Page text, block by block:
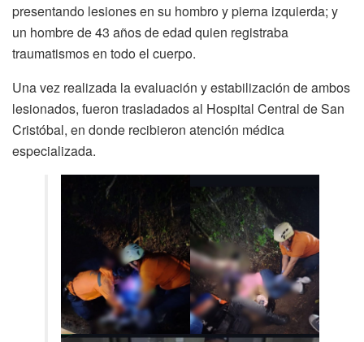
presentando lesiones en su hombro y pierna izquierda; y
un hombre de 43 años de edad quien registraba
traumatismos en todo el cuerpo.
Una vez realizada la evaluación y estabilización de ambos
lesionados, fueron trasladados al Hospital Central de San
Cristóbal, en donde recibieron atención médica
especializada.